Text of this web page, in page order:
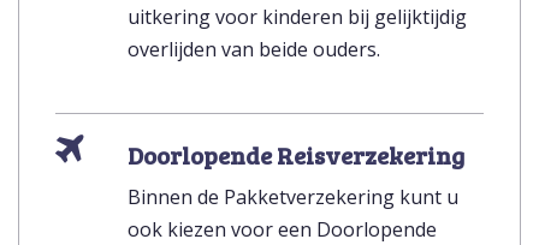
uitkering voor kinderen bij gelijktijdig
overlijden van beide ouders.
Doorlopende Reisverzekering
Binnen de Pakketverzekering kunt u
ook kiezen voor een Doorlopende